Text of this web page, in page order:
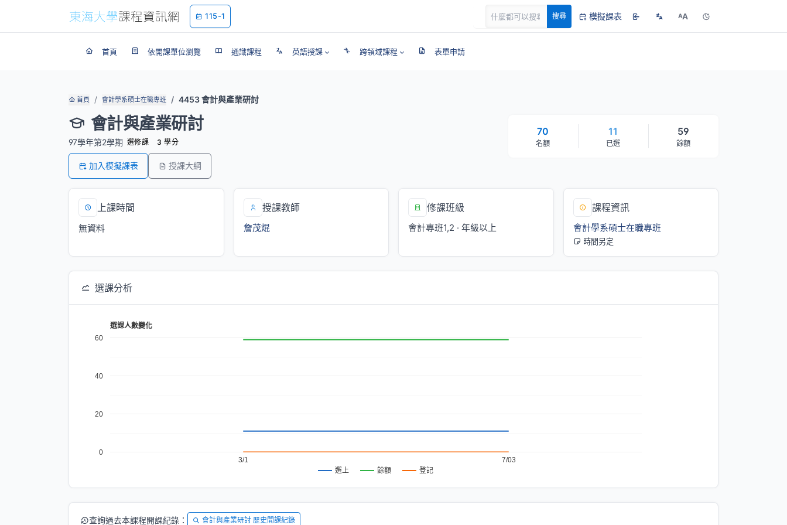
115-1 搜尋 模擬課表 AA
首頁 依開課單位瀏覽 通識課程 英語授課 跨領域課程 表單申請
首頁 會計學系碩士在職專班 4453 會計與產業研討
會計與產業研討
97學年第2學期 選修課 3 學分
加入模擬課表 授課大綱
70
名額
11
已選
59
餘額
上課時間
無資料
授課教師
詹茂焜
修課班級
會計專班1,2 · 年級以上
課程資訊
會計學系碩士在職專班
時間另定
選課分析
選課人數變化
選上 餘額 登記
3/1 7/03
0
20
40
60
查詢過去本課程開課紀錄： 會計與產業研討 歷史開課紀錄